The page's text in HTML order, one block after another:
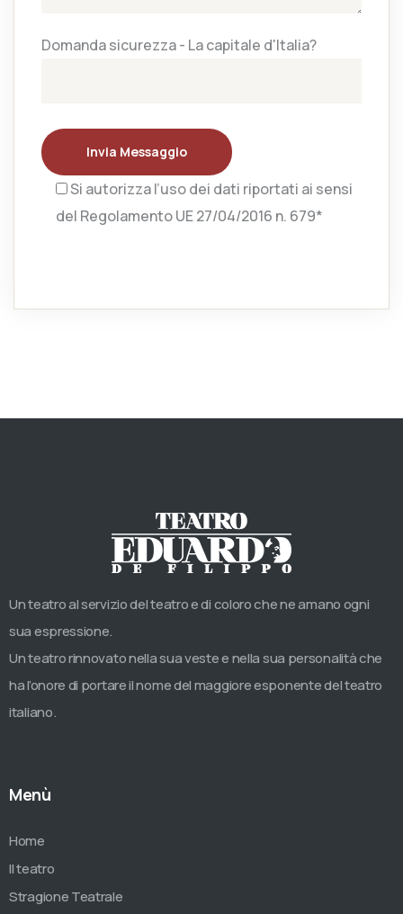
Domanda sicurezza - La capitale d'Italia?
Invia Messaggio
Si autorizza l’uso dei dati riportati ai sensi
del Regolamento UE 27/04/2016 n. 679*
Un teatro al servizio del teatro e di coloro che ne amano ogni
sua espressione.
Un teatro rinnovato nella sua veste e nella sua personalità che
ha l’onore di portare il nome del maggiore esponente del teatro
italiano.
Menù
Home
Il teatro
Stragione Teatrale